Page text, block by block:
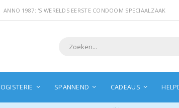
ANNO 1987: 'S WERELDS EERSTE CONDOOM SPECIAALZAAK
SPANNEND CADEAUS